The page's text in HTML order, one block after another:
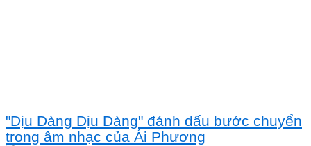
"Dịu Dàng Dịu Dàng" đánh dấu bước chuyển
trong âm nhạc của Ái Phương